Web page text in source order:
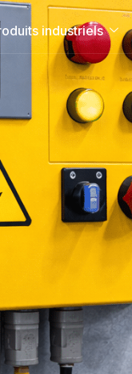
industriels